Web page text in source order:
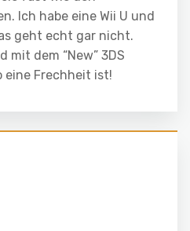
Ich habe eine Wii U und
geht echt gar nicht.
mit dem “New” 3DS
eine Frechheit ist!